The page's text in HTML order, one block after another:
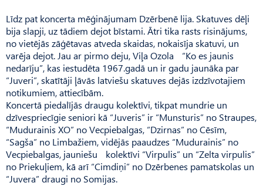
Līdz pat koncerta mēģinājumam Dzērbenē lija. Skatuves dēļi
bija slapji, uz tādiem dejot bīstami. Ātri tika rasts risinājums,
no vietējās zāģētavas atveda skaidas, nokaisīja skatuvi, un
varēja dejot. Jau ar pirmo deju, Viļa Ozola “Ko es jaunis
nedarīju”, kas iestudēta 1967.gadā un ir gadu jaunāka par
“Juveri”, skatītāji ļāvās latviešu skatuves dejās izdzīvotajiem
notikumiem, attiecībām.
Koncertā piedalījās draugu kolektīvi, tikpat mundrie un
dzīvespriecīgie seniori kā “Ju­veris” ir “Munsturis” no Straupes,
“Mudurainis XO” no Vecpiebalgas, “Dzirnas” no Cēsīm,
“Sagša” no Limbažiem, vidējās paaudzes “Mudurainis” no
Vecpiebalgas, jauniešu kolektīvi “Virpulis” un “Zelta virpulis”
no Priekuļiem, kā arī “Cimdiņi” no Dzērbenes pamatskolas un
“Juvera” draugi no Somijas.